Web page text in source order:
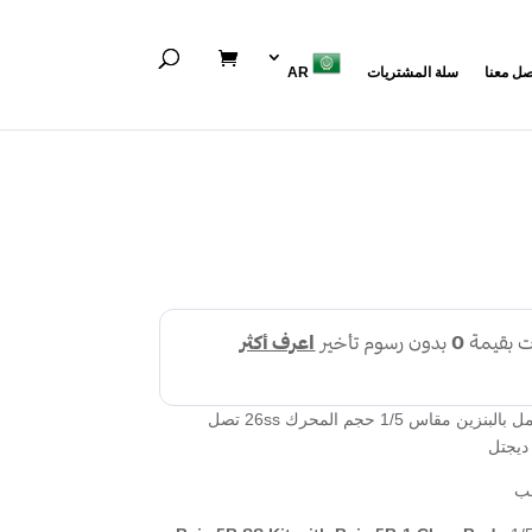
معنا سلة المشتريات AR
باجا 5B SS HPI الأمريكية سيارة تعمل بالبنزين مقاس 1/5 حجم المحرك 26ss تصل